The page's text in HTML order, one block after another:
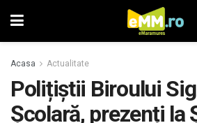
Acasa Actualitate
Polițiștii Biroului
Școlară, prezenți la